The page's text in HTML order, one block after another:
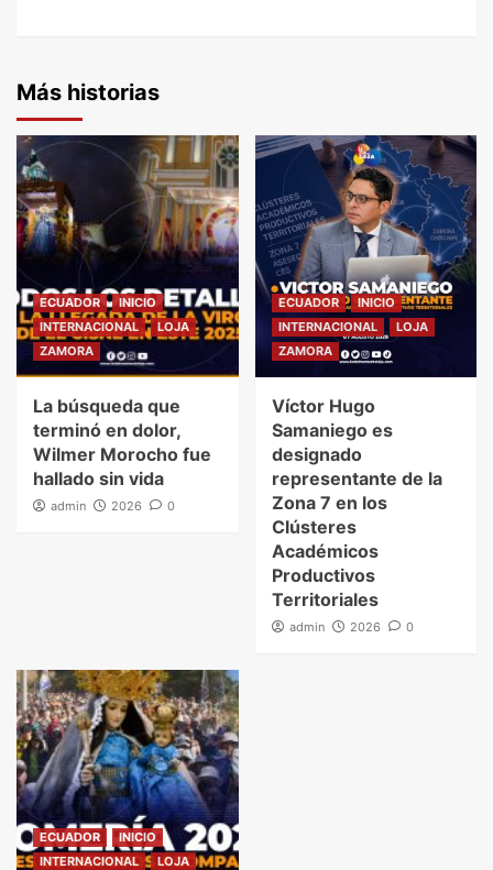
Más historias
ECUADOR
INICIO
INTERNACIONAL
LOJA
ZAMORA
La búsqueda que
terminó en dolor,
Wilmer Morocho fue
hallado sin vida
admin 2026 0
ECUADOR
INICIO
INTERNACIONAL
LOJA
ZAMORA
Víctor Hugo
Samaniego es
designado
representante de la
Zona 7 en los
Clústeres
Académicos
Productivos
Territoriales
admin 2026 0
ECUADOR
INICIO
INTERNACIONAL
LOJA